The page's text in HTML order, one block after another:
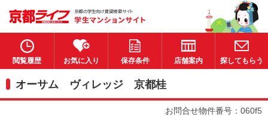
閲覧履歴 お気に入り 保存条件 店舗案内 探してもらう
オーサム ヴィレッジ 京都桂
お問合せ物件番号：060f5